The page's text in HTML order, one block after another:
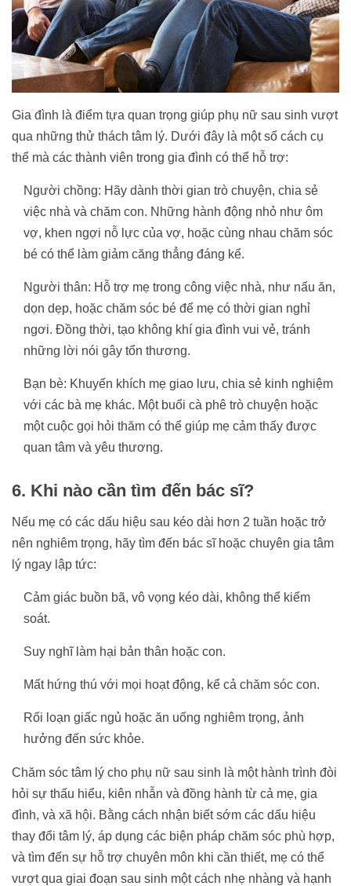
Gia đình là điểm tựa quan trọng giúp phụ nữ sau sinh vượt
qua những thử thách tâm lý. Dưới đây là một số cách cụ
thể mà các thành viên trong gia đình có thể hỗ trợ:
Người chồng: Hãy dành thời gian trò chuyện, chia sẻ
việc nhà và chăm con. Những hành động nhỏ như ôm
vợ, khen ngợi nỗ lực của vợ, hoặc cùng nhau chăm sóc
bé có thể làm giảm căng thẳng đáng kể.
Người thân: Hỗ trợ mẹ trong công việc nhà, như nấu ăn,
dọn dẹp, hoặc chăm sóc bé để mẹ có thời gian nghỉ
ngơi. Đồng thời, tạo không khí gia đình vui vẻ, tránh
những lời nói gây tổn thương.
Bạn bè: Khuyến khích mẹ giao lưu, chia sẻ kinh nghiệm
với các bà mẹ khác. Một buổi cà phê trò chuyện hoặc
một cuộc gọi hỏi thăm có thể giúp mẹ cảm thấy được
quan tâm và yêu thương.
6. Khi nào cần tìm đến bác sĩ?
Nếu mẹ có các dấu hiệu sau kéo dài hơn 2 tuần hoặc trở
nên nghiêm trọng, hãy tìm đến bác sĩ hoặc chuyên gia tâm
lý ngay lập tức:
Cảm giác buồn bã, vô vọng kéo dài, không thể kiểm
soát.
Suy nghĩ làm hại bản thân hoặc con.
Mất hứng thú với mọi hoạt động, kể cả chăm sóc con.
Rối loạn giấc ngủ hoặc ăn uống nghiêm trọng, ảnh
hưởng đến sức khỏe.
Chăm sóc tâm lý cho phụ nữ sau sinh là một hành trình đòi
hỏi sự thấu hiểu, kiên nhẫn và đồng hành từ cả mẹ, gia
đình, và xã hội. Bằng cách nhận biết sớm các dấu hiệu
thay đổi tâm lý, áp dụng các biện pháp chăm sóc phù hợp,
và tìm đến sự hỗ trợ chuyên môn khi cần thiết, mẹ có thể
vượt qua giai đoạn sau sinh một cách nhẹ nhàng và hạnh